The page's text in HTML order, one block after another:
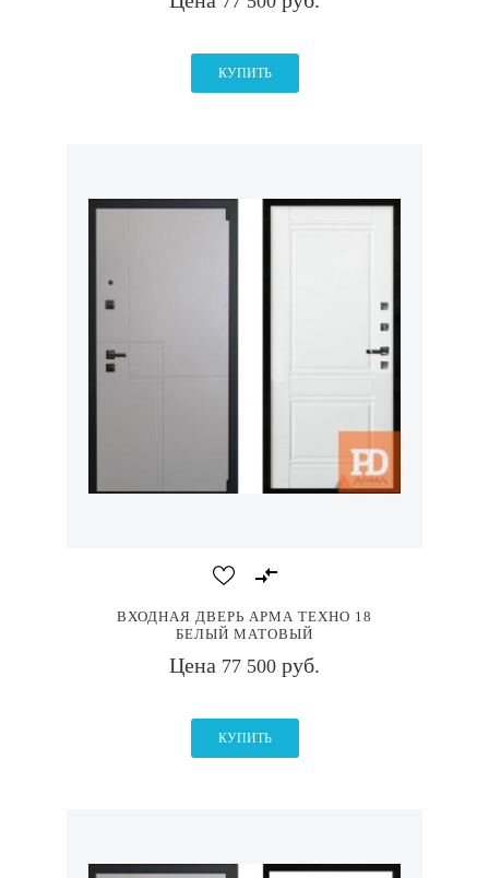
КУПИТЬ
ВХОДНАЯ ДВЕРЬ АРМА ТЕХНО 18
БЕЛЫЙ МАТОВЫЙ
Цена 77 500 руб.
КУПИТЬ